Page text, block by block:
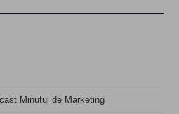
Minutul de Marketing